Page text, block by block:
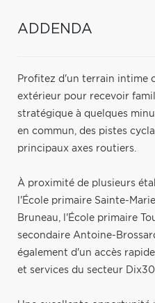
ADDENDA
Profitez d'un terrain intime
extérieur pour recevoir
stratégique à quelques
en commun, des pistes
principaux axes routiers.
À proximité de plusieurs
l'École primaire Sainte-
Bruneau, l'École primaire
secondaire Antoine-
également d'un accès
et services du secteur